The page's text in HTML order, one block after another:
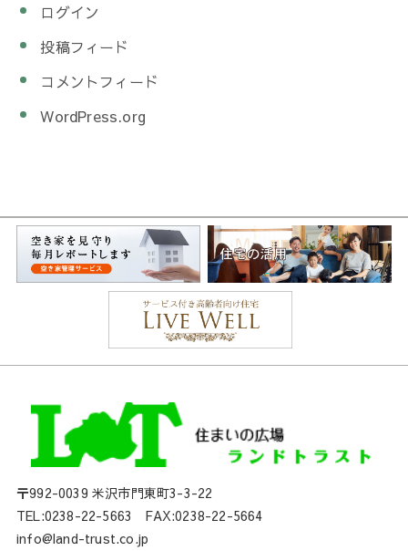
ログイン
投稿フィード
コメントフィード
WordPress.org
〒992-0039 米沢市門東町3-3-22
TEL:0238-22-5663 FAX:0238-22-5664
info@land-trust.co.jp